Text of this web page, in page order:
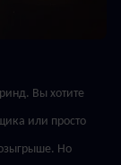
Вы хотите
или просто
Но